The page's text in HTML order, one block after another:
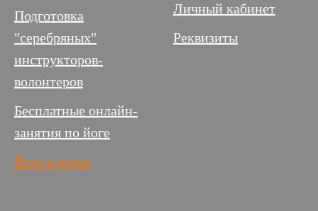
Подготовка
"серебряных"
инструкторов-
волонтеров
Бесплатные онлайн-
занятия по йоге
Йога в парке
Личный кабинет
Реквизиты